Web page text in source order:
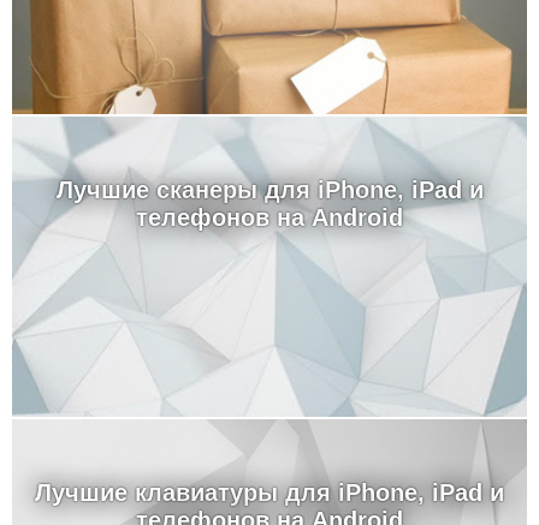
Лучшие сканеры для iPhone, iPad и
телефонов на Android
Лучшие клавиатуры для iPhone, iPad и